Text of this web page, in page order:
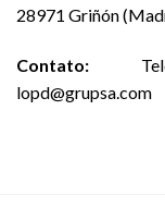
28971 Griñón
Contato:
lopd@grupsa.com